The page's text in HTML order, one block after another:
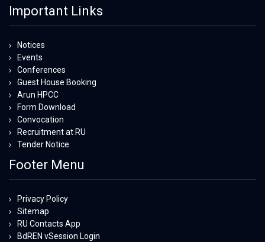
Important Links
Notices
Events
Conferences
Guest House Booking
Arun HPCC
Form Download
Convocation
Recruitment at RU
Tender Notice
Footer Menu
Privacy Policy
Sitemap
RU Contacts App
BdREN vSession Login